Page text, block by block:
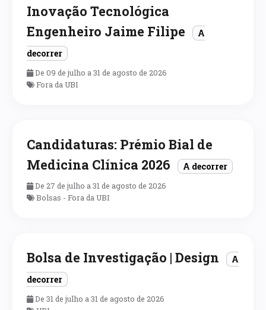
Inovação Tecnológica
Engenheiro Jaime Filipe
A
decorrer
De 09 de julho a 31 de agosto de 2026
Fora da UBI
Candidaturas: Prémio Bial de
Medicina Clínica 2026
A decorrer
De 27 de julho a 31 de agosto de 2026
Bolsas - Fora da UBI
Bolsa de Investigação | Design
A
decorrer
De 31 de julho a 31 de agosto de 2026